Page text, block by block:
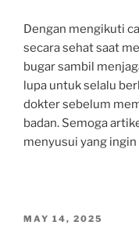
Dengan mengikuti
secara sehat saat
bugar sambil
lupa untuk selalu
dokter sebelum
badan. Semoga
menyusui yang
POSTED
MAY 14, 2025